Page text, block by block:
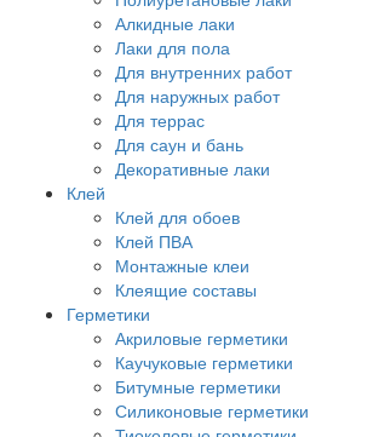
Алкидные лаки
Лаки для пола
Для внутренних работ
Для наружных работ
Для террас
Для саун и бань
Декоративные лаки
Клей
Клей для обоев
Клей ПВА
Монтажные клеи
Клеящие составы
Герметики
Акриловые герметики
Каучуковые герметики
Битумные герметики
Силиконовые герметики